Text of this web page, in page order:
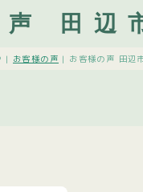
田辺
| お客様の声 | お客様の声 田辺